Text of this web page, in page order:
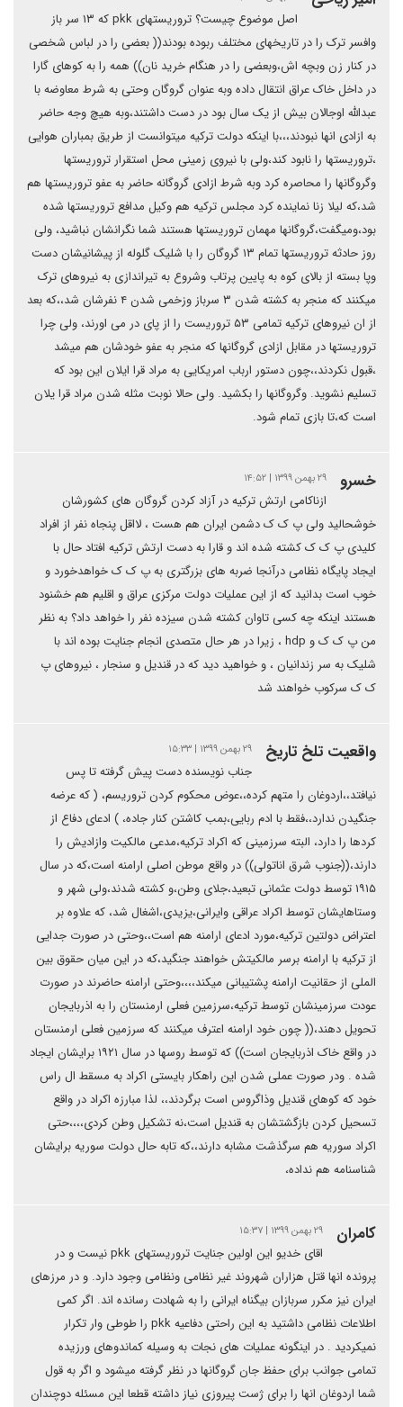
اصل موضوع چیست؟ تروریستهای pkk که ۱۳ سر باز
وافسر ترک را در تاریخهای مختلف ربوده بودند(( بعضی را در لباس شخصی
در کنار زن وبچه اش،وبعضی را در هنگام خرید نان)) همه را به کوهای گارا
در داخل خاک عراق انتقال داده وبه عنوان گروگان وحتی به شرط معاوضه با
عبدالله اوجالان بیش از یک سال بود در دست داشتند،وبه هیچ وجه حاضر
به ازادی انها نبودند،،،با اینکه دولت ترکیه میتوانست از طریق بمباران هوایی
،تروریستها را نابود کند،ولی با نیروی زمینی محل استقرار تروریستها
وگروگانها را محاصره کرد وبه شرط ازادی گروگانه حاضر به عفو تروریستها هم
شد،که لیلا زنا نماینده کرد مجلس ترکیه هم وکیل مدافع تروریستها شده
بود،ومیگفت،گروگانها مهمان تروریستها هستند شما نگرانشان نباشید، ولی
روز حادثه تروریستها تمام ۱۳ گروگان را با شلیک گلوله از پیشانیشان دست
وپا بسته از بالای کوه به پایین پرتاب وشروع به تیراندازی به نیروهای ترک
میکنند که منجر به کشته شدن ۳ سرباز وزخمی شدن ۴ نفرشان شد،،که بعد
از ان نیروهای ترکیه تمامی ۵۳ تروریست را از پای در می اورند، ولی چرا
تروریستها در مقابل ازادی گروگانها که منجر به عفو خودشان هم میشد
،قبول نکردند،،چون دستور ارباب امریکایی به مراد قرا ایلان این بود که
تسلیم نشوید. وگروگانها را بکشید. ولی حالا نوبت مثله شدن مراد قرا یلان
است که،تا بازی تمام شود.
خسرو ۲۹ بهمن ۱۳۹۹ | ۱۴:۵۲
ازناکامی ارتش ترکیه در آزاد کردن گروگان های کشورشان
خوشحالید ولی پ ک ک دشمن ایران هم هست ، لااقل پنجاه نفر از افراد
کلیدی پ ک ک کشته شده اند و قارا به دست ارتش ترکیه افتاد حال با
ایجاد پایگاه نظامی درآنجا ضربه های بزرگتری به پ ک ک خواهدخورد و
خوب است بدانید که از این عملیات دولت مرکزی عراق و اقلیم هم خشنود
هستند اینکه چه کسی تاوان کشته شدن سیزده نفر را خواهد داد؟ به نظر
من پ ک ک و hdp ، زیرا در هر حال متصدی انجام جنایت بوده اند با
شلیک به سر زندانیان ، و خواهید دید که در قندیل و سنجار ، نیروهای پ
ک ک سرکوب خواهند شد
واقعیت تلخ تاریخ ۲۹ بهمن ۱۳۹۹ | ۱۵:۳۳
جناب نویسنده دست پیش گرفته تا پس
نیافتد،،اردوغان را متهم کرده،،عوض محکوم کردن تروریسم، ( که عرضه
جنگیدن ندارد،،فقط با ادم ربایی،بمب کاشتن کنار جاده، ) ادعای دفاع از
کردها را دارد، البته سرزمینی که اکراد ترکیه،مدعی مالکیت وازادیش را
دارند،((جنوب شرق اناتولی)) در واقع موطن اصلی ارامنه است،که در سال
۱۹۱۵ توسط دولت عثمانی تبعید،جلای وطن،و کشته شدند،ولی شهر و
وستاهایشان توسط اکراد عراقی وایرانی،یزیدی،اشغال شد، که علاوه بر
اعتراض دولتین ترکیه،مورد ادعای ارامنه هم است،،وحتی در صورت جدایی
از ترکیه با ارامنه برسر مالکیتش خواهند جنگید،که در این میان حقوق بین
الملی از حقانیت ارامنه پشتیبانی میکند،،،،وحتی ارامنه حاضرند در صورت
عودت سرزمینشان توسط ترکیه،سرزمین فعلی ارمنستان را به اذربایجان
تحویل دهند،(( چون خود ارامنه اعترف میکنند که سرزمین فعلی ارمنستان
در واقع خاک اذربایجان است)) که توسط روسها در سال ۱۹۲۱ برایشان ایجاد
شده . ودر صورت عملی شدن این راهکار بایستی اکراد به مسقط ال راس
خود که کوهای قندیل وذاگروس است برگردند،، لذا مبارزه اکراد در واقع
تسحیل کردن بازگشتشان به قندیل است،نه تشکیل وطن کردی،،،،حتی
اکراد سوریه هم سرگذشت مشابه دارند،،که تابه حال دولت سوریه برایشان
شناسنامه هم نداده،
كامران ۲۹ بهمن ۱۳۹۹ | ۱۵:۳۷
اقای خدیو این اولین جنایت تروریستهای pkk نیست و در
پرونده انها قتل هزاران شهروند غیر نظامی ونظامی وجود دارد. و در مرزهای
ایران نیز مکرر سربازان بیگناه ایرانی را به شهادت رسانده اند. اگر کمی
اطلاعات نظامی داشتید به این راحتی دفاعیه pkk را طوطی وار تکرار
نمیکردید . در اینگونه عملیات های نجات به وسیله کماندوهای ورزیده
تمامی جوانب برای حفظ جان گروگانها در نظر گرفته میشود و اگر به قول
شما اردوغان انها را برای ژست پیروزی نیاز داشته قطعا این مسئله دوچندان